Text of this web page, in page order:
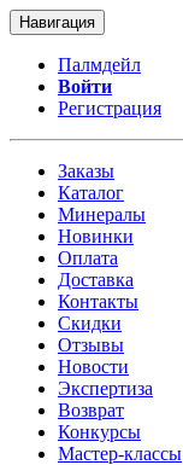
Навигация
Палмдейл
Войти
Регистрация
Заказы
Каталог
Минералы
Новинки
Оплата
Доставка
Контакты
Скидки
Отзывы
Новости
Экспертиза
Возврат
Конкурсы
Мастер-классы